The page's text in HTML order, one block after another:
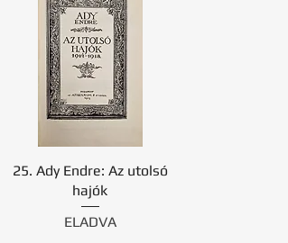
25. Ady Endre: Az utolsó
hajók
ELADVA